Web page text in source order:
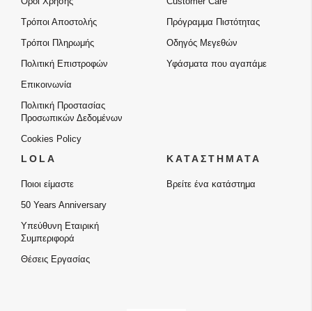
Τρόποι Αποστολής
Τρόποι Πληρωμής
Πολιτική Επιστροφών
Επικοινωνία
Πολιτική Προστασίας
Προσωπικών Δεδομένων
Cookies Policy
Πρόγραμμα Πιστότητας
Οδηγός Μεγεθών
Υφάσματα που αγαπάμε
LOLA
Ποιοι είμαστε
50 Years Anniversary
Υπεύθυνη Εταιρική
Συμπεριφορά
Θέσεις Εργασίας
ΚΑΤΑΣΤΗΜΑΤΑ
Βρείτε ένα κατάστημα